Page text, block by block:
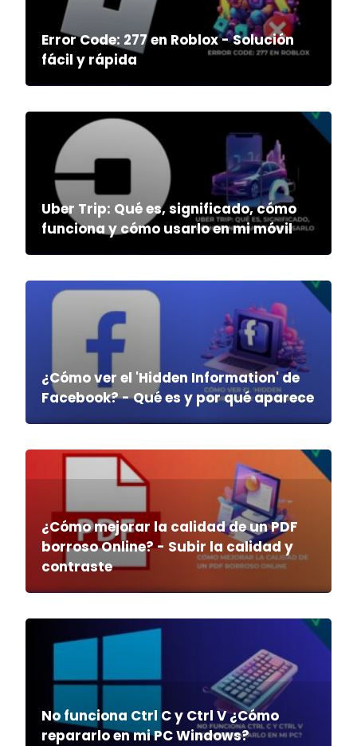
Error Code: 277 en Roblox - Solución
fácil y rápida
Uber Trip: Qué es, significado, cómo
funciona y cómo usarlo en mi móvil
¿Cómo ver el 'Hidden Information' de
Facebook? - Qué es y por qué aparece
¿Cómo mejorar la calidad de un PDF
borroso Online? - Subir la calidad y
contraste
No funciona Ctrl C y Ctrl V ¿Cómo
repararlo en mi PC Windows?